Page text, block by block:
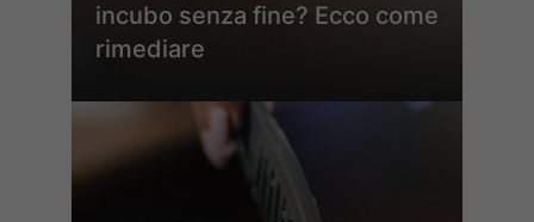
incubo senza fine? Ecco come
rimediare